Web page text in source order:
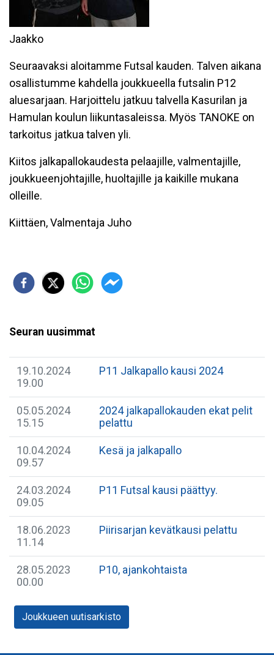
Jaakko
Seuraavaksi aloitamme Futsal kauden. Talven aikana
osallistumme kahdella joukkueella futsalin P12
aluesarjaan. Harjoittelu jatkuu talvella Kasurilan ja
Hamulan koulun liikuntasaleissa. Myös TANOKE on
tarkoitus jatkua talven yli.
Kiitos jalkapallokaudesta pelaajille, valmentajille,
joukkueenjohtajille, huoltajille ja kaikille mukana
olleille.
Kiittäen, Valmentaja Juho
Seuran uusimmat
19.10.2024
19.00
P11 Jalkapallo kausi 2024
05.05.2024
15.15
2024 jalkapallokauden ekat pelit
pelattu
10.04.2024
09.57
Kesä ja jalkapallo
24.03.2024
09.05
P11 Futsal kausi päättyy.
18.06.2023
11.14
Piirisarjan kevätkausi pelattu
28.05.2023
00.00
P10, ajankohtaista
Joukkueen uutisarkisto